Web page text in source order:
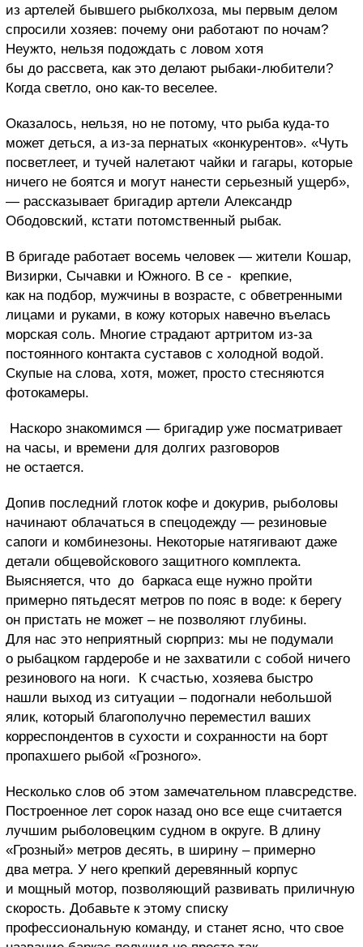
из артелей бывшего рыбколхоза, мы первым делом
спросили хозяев: почему они работают по ночам?
Неужто, нельзя подождать с ловом хотя
бы до рассвета, как это делают рыбаки-любители?
Когда светло, оно как-то веселее.
Оказалось, нельзя, но не потому, что рыба куда-то
может деться, а из-за пернатых «конкурентов». «Чуть
посветлеет, и тучей налетают чайки и гагары, которые
ничего не боятся и могут нанести серьезный ущерб»,
— рассказывает бригадир артели Александр
Ободовский, кстати потомственный рыбак.
В бригаде работает восемь человек — жители Кошар,
Визирки, Сычавки и Южного. В се - крепкие,
как на подбор, мужчины в возрасте, с обветренными
лицами и руками, в кожу которых навечно въелась
морская соль. Многие страдают артритом из-за
постоянного контакта суставов с холодной водой.
Скупые на слова, хотя, может, просто стесняются
фотокамеры.
Наскоро знакомимся — бригадир уже посматривает
на часы, и времени для долгих разговоров
не остается.
Допив последний глоток кофе и докурив, рыболовы
начинают облачаться в спецодежду — резиновые
сапоги и комбинезоны. Некоторые натягивают даже
детали общевойскового защитного комплекта.
Выясняется, что до баркаса еще нужно пройти
примерно пятьдесят метров по пояс в воде: к берегу
он пристать не может – не позволяют глубины.
Для нас это неприятный сюрприз: мы не подумали
о рыбацком гардеробе и не захватили с собой ничего
резинового на ноги. К счастью, хозяева быстро
нашли выход из ситуации – подогнали небольшой
ялик, который благополучно переместил ваших
корреспондентов в сухости и сохранности на борт
пропахшего рыбой «Грозного».
Несколько слов об этом замечательном плавсредстве.
Построенное лет сорок назад оно все еще считается
лучшим рыболовецким судном в округе. В длину
«Грозный» метров десять, в ширину – примерно
два метра. У него крепкий деревянный корпус
и мощный мотор, позволяющий развивать приличную
скорость. Добавьте к этому списку
профессиональную команду, и станет ясно, что свое